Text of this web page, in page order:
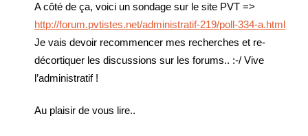
A côté de ça, voici un sondage sur le site PVT =>
http://forum.pvtistes.net/administratif-219/poll-334-a.html
Je vais devoir recommencer mes recherches et re-
décortiquer les discussions sur les forums.. :-/ Vive
l’administratif !
Au plaisir de vous lire..